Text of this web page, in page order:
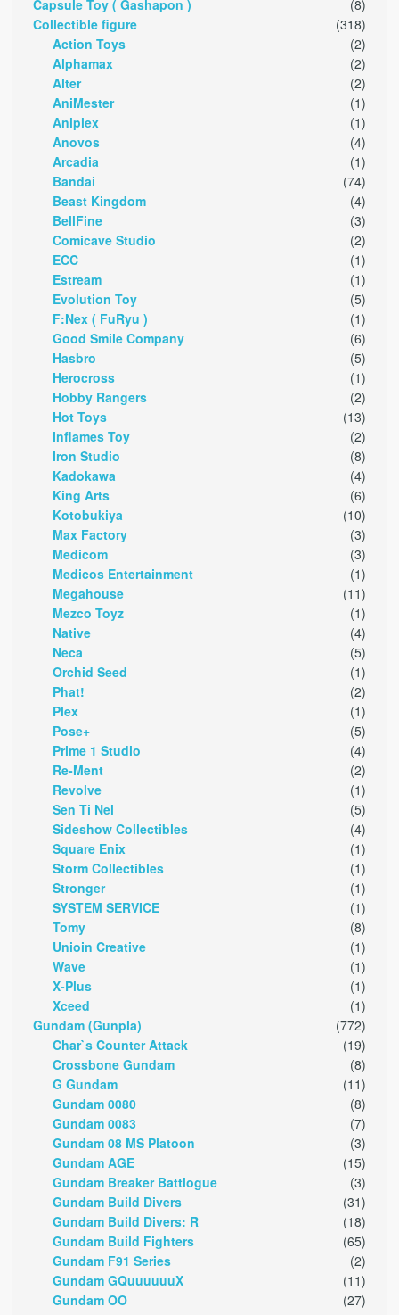
Capsule Toy ( Gashapon )
(8)
Collectible figure
(318)
Action Toys
(2)
Alphamax
(2)
Alter
(2)
AniMester
(1)
Aniplex
(1)
Anovos
(4)
Arcadia
(1)
Bandai
(74)
Beast Kingdom
(4)
BellFine
(3)
Comicave Studio
(2)
ECC
(1)
Estream
(1)
Evolution Toy
(5)
F:Nex ( FuRyu )
(1)
Good Smile Company
(6)
Hasbro
(5)
Herocross
(1)
Hobby Rangers
(2)
Hot Toys
(13)
Inflames Toy
(2)
Iron Studio
(8)
Kadokawa
(4)
King Arts
(6)
Kotobukiya
(10)
Max Factory
(3)
Medicom
(3)
Medicos Entertainment
(1)
Megahouse
(11)
Mezco Toyz
(1)
Native
(4)
Neca
(5)
Orchid Seed
(1)
Phat!
(2)
Plex
(1)
Pose+
(5)
Prime 1 Studio
(4)
Re-Ment
(2)
Revolve
(1)
Sen Ti Nel
(5)
Sideshow Collectibles
(4)
Square Enix
(1)
Storm Collectibles
(1)
Stronger
(1)
SYSTEM SERVICE
(1)
Tomy
(8)
Unioin Creative
(1)
Wave
(1)
X-Plus
(1)
Xceed
(1)
Gundam (Gunpla)
(772)
Char`s Counter Attack
(19)
Crossbone Gundam
(8)
G Gundam
(11)
Gundam 0080
(8)
Gundam 0083
(7)
Gundam 08 MS Platoon
(3)
Gundam AGE
(15)
Gundam Breaker Battlogue
(3)
Gundam Build Divers
(31)
Gundam Build Divers: R
(18)
Gundam Build Fighters
(65)
Gundam F91 Series
(2)
Gundam GQuuuuuuX
(11)
Gundam OO
(27)